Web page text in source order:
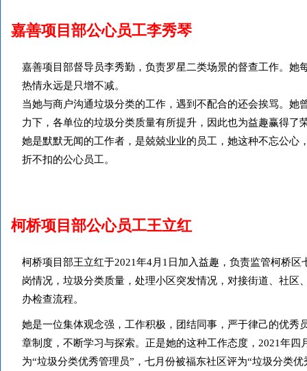
嘉善项目部公心员工李秀琴
嘉善项目部督导员李秀勤，负责罗星二类场景的督查工作。她
热情永远是只增不减。
当她与商户沟通垃圾分类的工作，遇到不配合的还会挨骂。
力下，各单位的垃圾分类质量有所提升，因此也为益趣赢得了
她是默默无闻的工作者，是兢兢业业的员工，她这种不忘公
折不扣的公心员工。
柯桥项目部公心员工王立红
柯桥项目部王立红于2021年4月1日加入益趣，负责监管柯桥
岗情况，垃圾分类质量，处理小区突发情况，对接街道、社
办检查流程。
她是一位集体观念强，工作积极，团结同事，严于律己的优
章制度，不断学习与探索。正是她的这种工作态度，2021年
为“垃圾分类优秀管理员”，七月份被福东社区评为“垃圾分类